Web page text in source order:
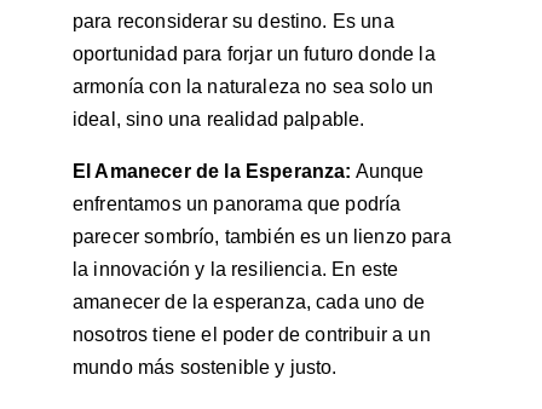
para reconsiderar su destino. Es una
oportunidad para forjar un futuro donde la
armonía con la naturaleza no sea solo un
ideal, sino una realidad palpable.
El Amanecer de la Esperanza: Aunque
enfrentamos un panorama que podría
parecer sombrío, también es un lienzo para
la innovación y la resiliencia. En este
amanecer de la esperanza, cada uno de
nosotros tiene el poder de contribuir a un
mundo más sostenible y justo.